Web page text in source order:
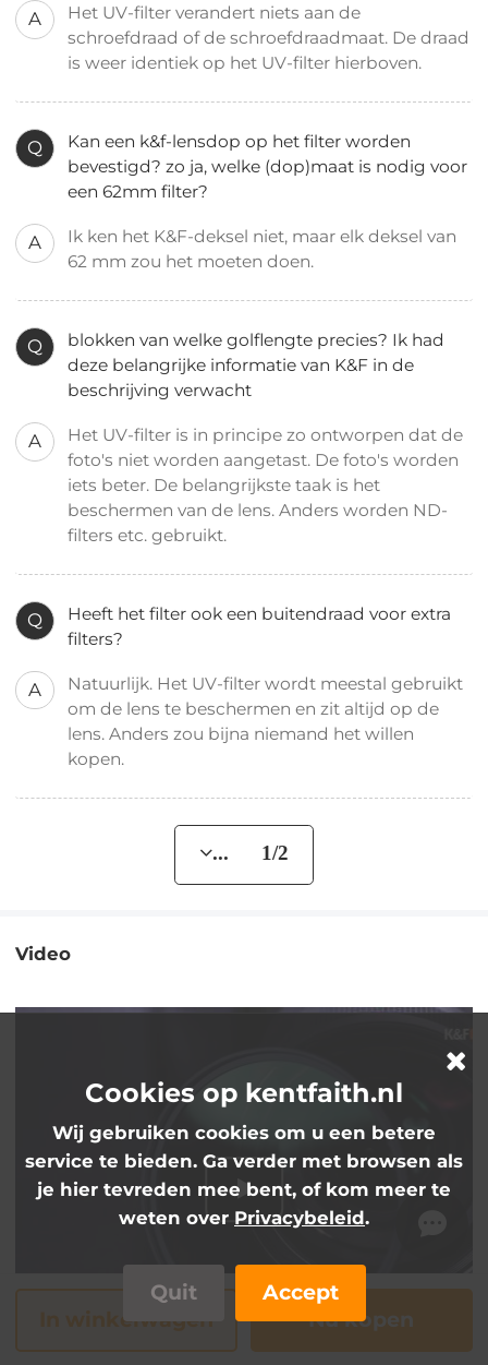
A
Het UV-filter verandert niets aan de
schroefdraad of de schroefdraadmaat. De draad
is weer identiek op het UV-filter hierboven.
Q
Kan een k&f-lensdop op het filter worden
bevestigd? zo ja, welke (dop)maat is nodig voor
een 62mm filter?
A
Ik ken het K&F-deksel niet, maar elk deksel van
62 mm zou het moeten doen.
Q
blokken van welke golflengte precies? Ik had
deze belangrijke informatie van K&F in de
beschrijving verwacht
A
Het UV-filter is in principe zo ontworpen dat de
foto's niet worden aangetast. De foto's worden
iets beter. De belangrijkste taak is het
beschermen van de lens. Anders worden ND-
filters etc. gebruikt.
Q
Heeft het filter ook een buitendraad voor extra
filters?
A
Natuurlijk. Het UV-filter wordt meestal gebruikt
om de lens te beschermen en zit altijd op de
lens. Anders zou bijna niemand het willen
kopen.
... 1/2
Video
In winkelwagen Nu kopen
Cookies op kentfaith.nl
Wij gebruiken cookies om u een betere
service te bieden. Ga verder met browsen als
je hier tevreden mee bent, of kom meer te
weten over Privacybeleid.
Quit Accept